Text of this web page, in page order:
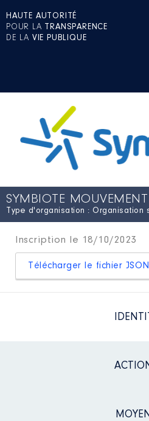
HAUTE AUTORITÉ
POUR LA TRANSPARENCE
DE LA VIE PUBLIQUE
SYMBIOTE MOUVEMENT
Type d'organisation :
Inscription le 18/10/2023
Télécharger le fichier JSON